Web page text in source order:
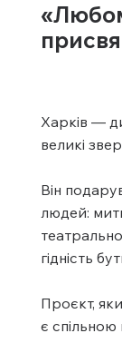
Харків —
великі
Він
людей:
гідність
Проєкт,
є спільною